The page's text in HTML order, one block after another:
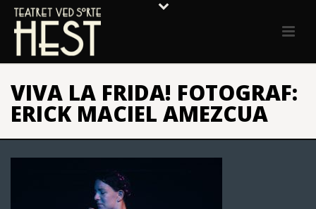
VIVA LA FRIDA! FOTOGRAF:
ERICK MACIEL AMEZCUA